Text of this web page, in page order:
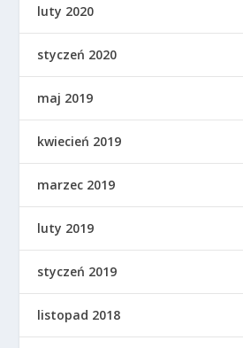
luty 2020
styczeń 2020
maj 2019
kwiecień 2019
marzec 2019
luty 2019
styczeń 2019
listopad 2018